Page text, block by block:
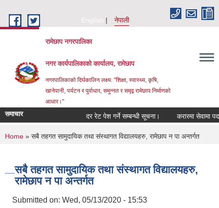
English
नेपाली
रामेछाप नगरपालिका
नगर कार्यपालिकाको कार्यालय, रामेछाप
नगरपालिकाको दिर्घकालिन लक्ष्य: "शिक्षा, स्वास्थ्य, कृषि,
खानेपानी, पर्यटन र पुर्वाधार, समुन्नत र समृद्व रामेछाप निर्माणको
आधार।"
समाचार दर रेट पेश गर्ने सम्बन्धी सूचना। करारमा सेवामा
You are here
Home » सबै तहगत सामुदायिक तथा संस्थागत विद्यालयहरु, रामेछाप न पा अन्तर्गत
सबै तहगत सामुदायिक तथा संस्थागत विद्यालयहरु,
रामेछाप न पा अन्तर्गत
Submitted on: Wed, 05/13/2020 - 15:53